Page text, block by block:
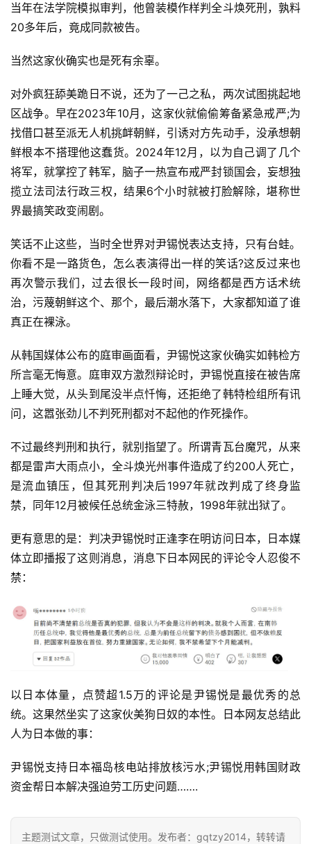
首
文
章
类
表
快
更
页
面
当年在法学院模拟审判，他曾装模作样判全斗焕死刑，孰料
20多年后，竟成同款被告。
当然这家伙确实也是死有余辜。
对外疯狂舔美跪日不说，还为了一己之私，两次试图挑起地
区战争。早在2023年10月，这家伙就偷偷筹备紧急戒严;为
找借口甚至派无人机挑衅朝鲜，引诱对方先动手，没承想朝
鲜根本不搭理他这蠢货。2024年12月，以为自己调了几个
将军，就掌控了韩军，脑子一热宣布戒严封锁国会，妄想独
揽立法司法行政三权，结果6个小时就被打脸解除，堪称世
界最搞笑政变闹剧。
笑话不止这些，当时全世界对尹锡悦表达支持，只有台蛙。
你看不是一路货色，怎么表演得出一样的笑话?这反过来也
再次警示我们，过去很长一段时间，网络都是西方话术统
治，污蔑朝鲜这个、那个，最后潮水落下，大家都知道了谁
真正在裸泳。
从韩国媒体公布的庭审画面看，尹锡悦这家伙确实如韩检方
所言毫无悔意。庭审双方激烈辩论时，尹锡悦直接在被告席
上睡大觉，从头到尾没半点忏悔，还拒绝了韩特检组所有讯
问，这嚣张劲儿不判死刑都对不起他的作死操作。
不过最终判刑和执行，就别指望了。所谓青瓦台魔咒，从来
都是雷声大雨点小，全斗焕光州事件造成了约200人死亡，
是流血镇压，但其死刑判决后1997年就改判成了终身监
禁，同年12月被候任总统金泳三特赦，1998年就出狱了。
更有意思的是：判决尹锡悦时正逢李在明访问日本，日本媒
体立即播报了这则消息，消息下日本网民的评论令人忍俊不
禁：
以日本体量，点赞超1.5万的评论是尹锡悦是最优秀的总
统。这果然坐实了这家伙美狗日奴的本性。日本网友总结此
人为日本做的事：
尹锡悦支持日本福岛核电站排放核污水;尹锡悦用韩国财政
资金帮日本解决强迫劳工历史问题…….
主题测试文章，只做测试使用。发布者：gqtzy2014，转转请